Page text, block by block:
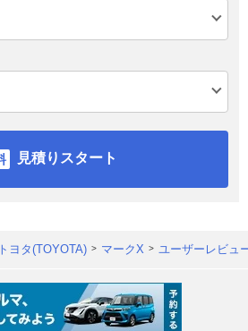
見積りスタート
トヨタ(TOYOTA) マークX ユーザーレビュ